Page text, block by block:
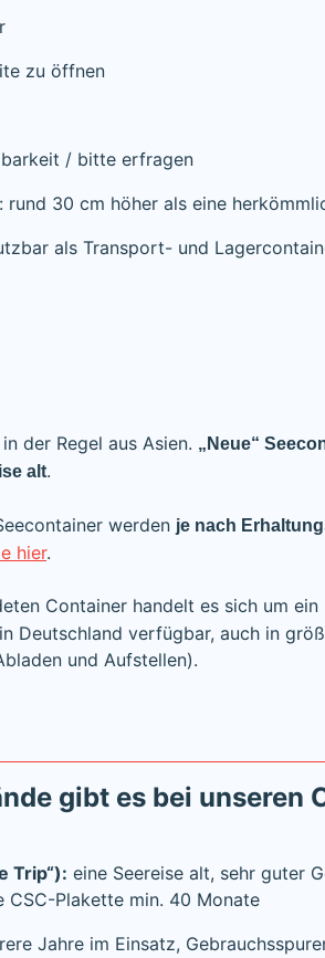
zu öffnen
/ bitte erfragen
rund 30 cm höher als eine
als Transport- und
der Regel aus Asien. „Neue“
alt.
werden je nach
hier.
Container handelt es sich um
Deutschland verfügbar, auch in
und Aufstellen).
gibt es bei unseren
Trip“): eine Seereise alt, sehr guter
CSC-Plakette min. 40 Monate
Jahre im Einsatz,